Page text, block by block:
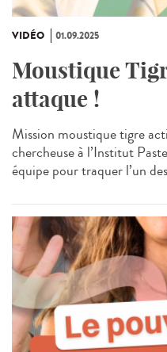
VIDÉO 01.09.2025
Moustique
attaque !
Mission moustique tigre
chercheuse à l’Institut
équipe pour traquer l’un